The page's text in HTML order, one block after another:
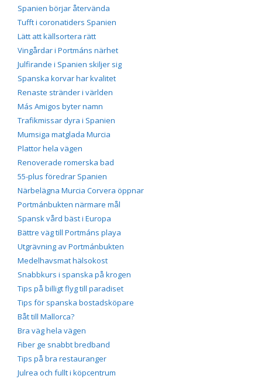
Spanien börjar återvända
Tufft i coronatiders Spanien
Lätt att källsortera rätt
Vingårdar i Portmáns närhet
Julfirande i Spanien skiljer sig
Spanska korvar har kvalitet
Renaste stränder i världen
Más Amigos byter namn
Trafikmissar dyra i Spanien
Mumsiga matglada Murcia
Plattor hela vägen
Renoverade romerska bad
55-plus föredrar Spanien
Närbelägna Murcia Corvera öppnar
Portmánbukten närmare mål
Spansk vård bäst i Europa
Bättre väg till Portmáns playa
Utgrävning av Portmánbukten
Medelhavsmat hälsokost
Snabbkurs i spanska på krogen
Tips på billigt flyg till paradiset
Tips för spanska bostadsköpare
Båt till Mallorca?
Bra väg hela vägen
Fiber ge snabbt bredband
Tips på bra restauranger
Julrea och fullt i köpcentrum